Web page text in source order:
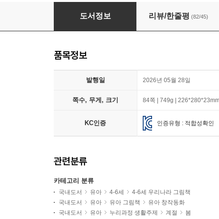
꽃처럼 말해요 + 너는 어떤 씨앗이니? 세트
도서정보 리뷰/한줄평 (82/45)
품목정보
발행일 2026년 05월 28일
쪽수, 무게, 크기 84쪽 | 749g |
KC인증 인증유형 : 적합성확인
관련분류
카테고리 분류
국내도서 유아 4-6세
4-6세 우리나라 그림책
국내도서
유아 유아 그림책
유아 창작동화
국내도서
유아 누리과정 생활주제 계절 봄